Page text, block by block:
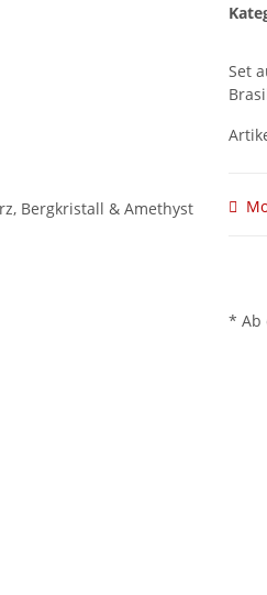
Set
* Ab